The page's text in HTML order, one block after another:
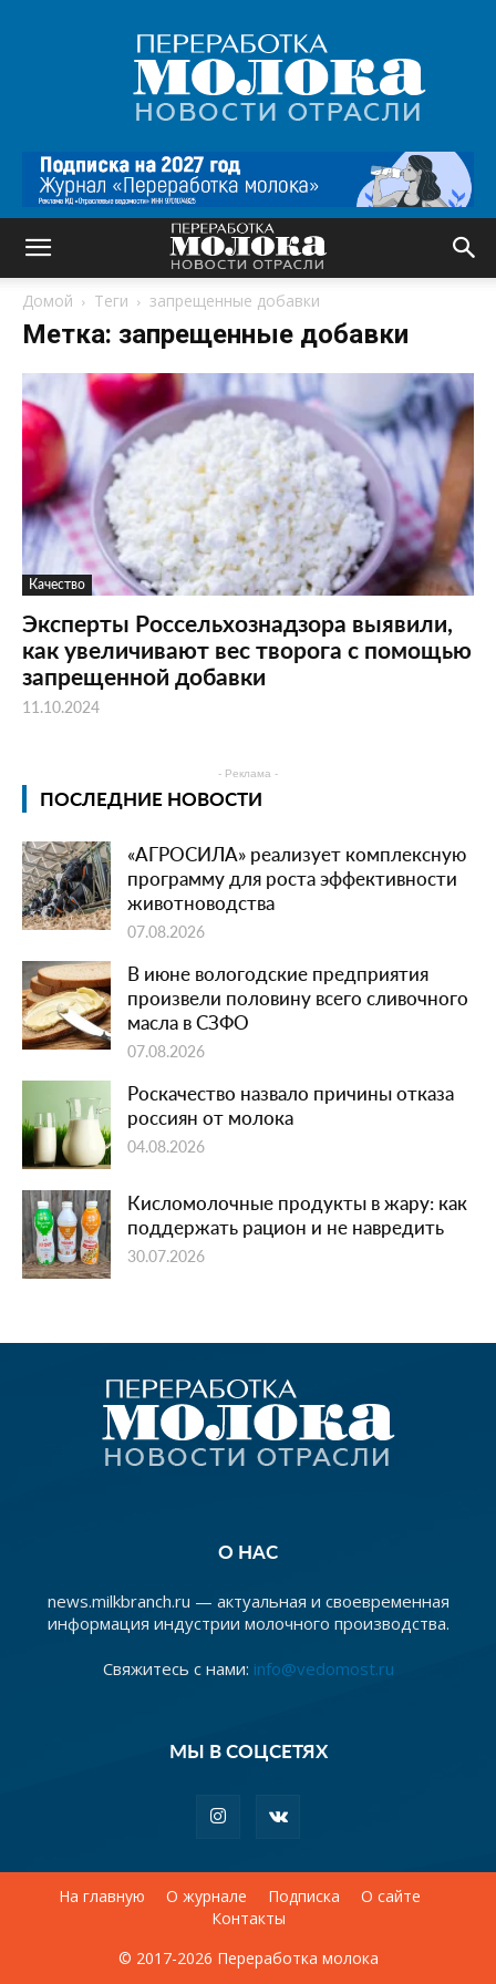
Переработка
молока
|
Новости
Домой Теги запрещенные добавки
Метка: запрещенные добавки
Качество
Эксперты Россельхознадзора выявили,
как увеличивают вес творога с помощью
запрещенной добавки
11.10.2024
- Реклама -
ПОСЛЕДНИЕ НОВОСТИ
«АГРОСИЛА» реализует комплексную
программу для роста эффективности
животноводства
07.08.2026
В июне вологодские предприятия
произвели половину всего сливочного
масла в СЗФО
07.08.2026
Роскачество назвало причины отказа
россиян от молока
04.08.2026
Кисломолочные продукты в жару: как
поддержать рацион и не навредить
30.07.2026
О НАС
news.milkbranch.ru — актуальная и своевременная
информация индустрии молочного производства.
Свяжитесь с нами: info@vedomost.ru
МЫ В СОЦСЕТЯХ
На главную О журнале Подписка
О сайте
Контакты
© 2017-2026 Переработка молока